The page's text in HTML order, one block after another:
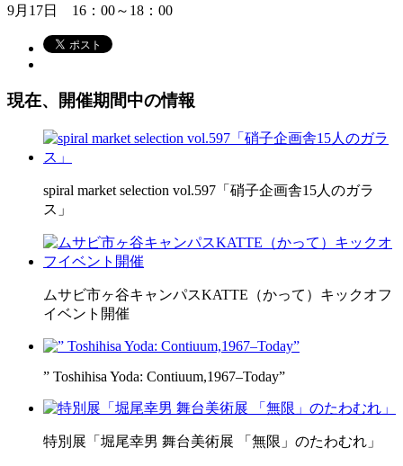
9月17日 16：00～18：00
現在、開催期間中の情報
spiral market selection vol.597「硝子企画舎15人のガラ
ス」
ムサビ市ヶ谷キャンパスKATTE（かって）キックオフ
イベント開催
” Toshihisa Yoda: Contiuum,1967–Today”
特別展「堀尾幸男 舞台美術展 「無限」のたわむれ」